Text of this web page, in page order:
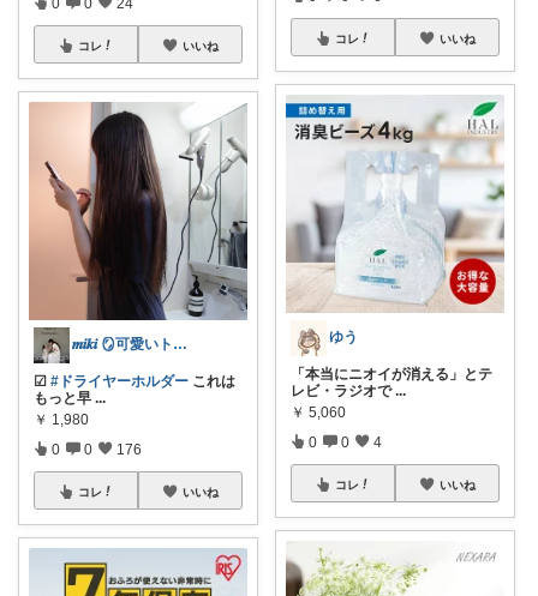
コレ いいね
𝒎𝒊𝒌𝒊 🪞可愛いトレンド集め
☑︎ #ドライヤーホルダー これは
もっと早 ...
￥ 1,980
0 0 176
コレ いいね
コレ いいね
ゆう
「本当にニオイが消える」とテ
レビ・ラジオで ...
￥ 5,060
0 0 4
コレ いいね